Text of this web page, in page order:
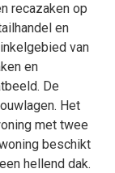
recazaken op
en
van
en
De
Het
met twee
beschikt
hellend dak.